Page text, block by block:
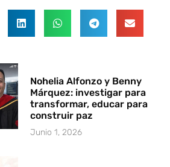
Nohelia Alfonzo y Benny
Márquez: investigar para
transformar, educar para
construir paz
Junio 1, 2026